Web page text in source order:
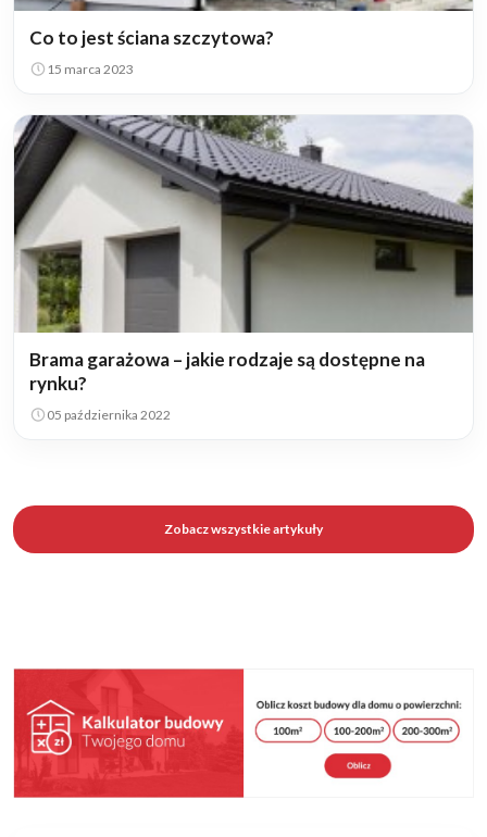
Co to jest ściana szczytowa?
15 marca 2023
Brama garażowa – jakie rodzaje są dostępne na
rynku?
05 października 2022
Zobacz wszystkie artykuły